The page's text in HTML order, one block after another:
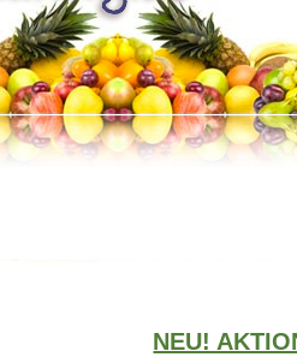
NEU!